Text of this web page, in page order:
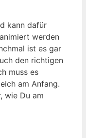
kann dafür
werden
ist es gar
den richtigen
muss es
am Anfang.
wie Du am